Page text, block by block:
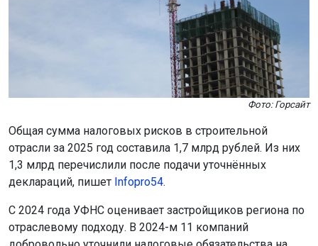
Фото: Горсайт
Общая сумма налоговых рисков в строительной
отрасли за 2025 год составила 1,7 млрд рублей. Из них
1,3 млрд перечислили после подачи уточнённых
деклараций, пишет Infopro54.
С 2024 года УФНС оценивает застройщиков региона по
отраслевому подходу. В 2024-м 11 компаний